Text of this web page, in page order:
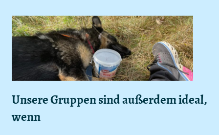
Unsere Gruppen sind außerdem ideal,
wenn